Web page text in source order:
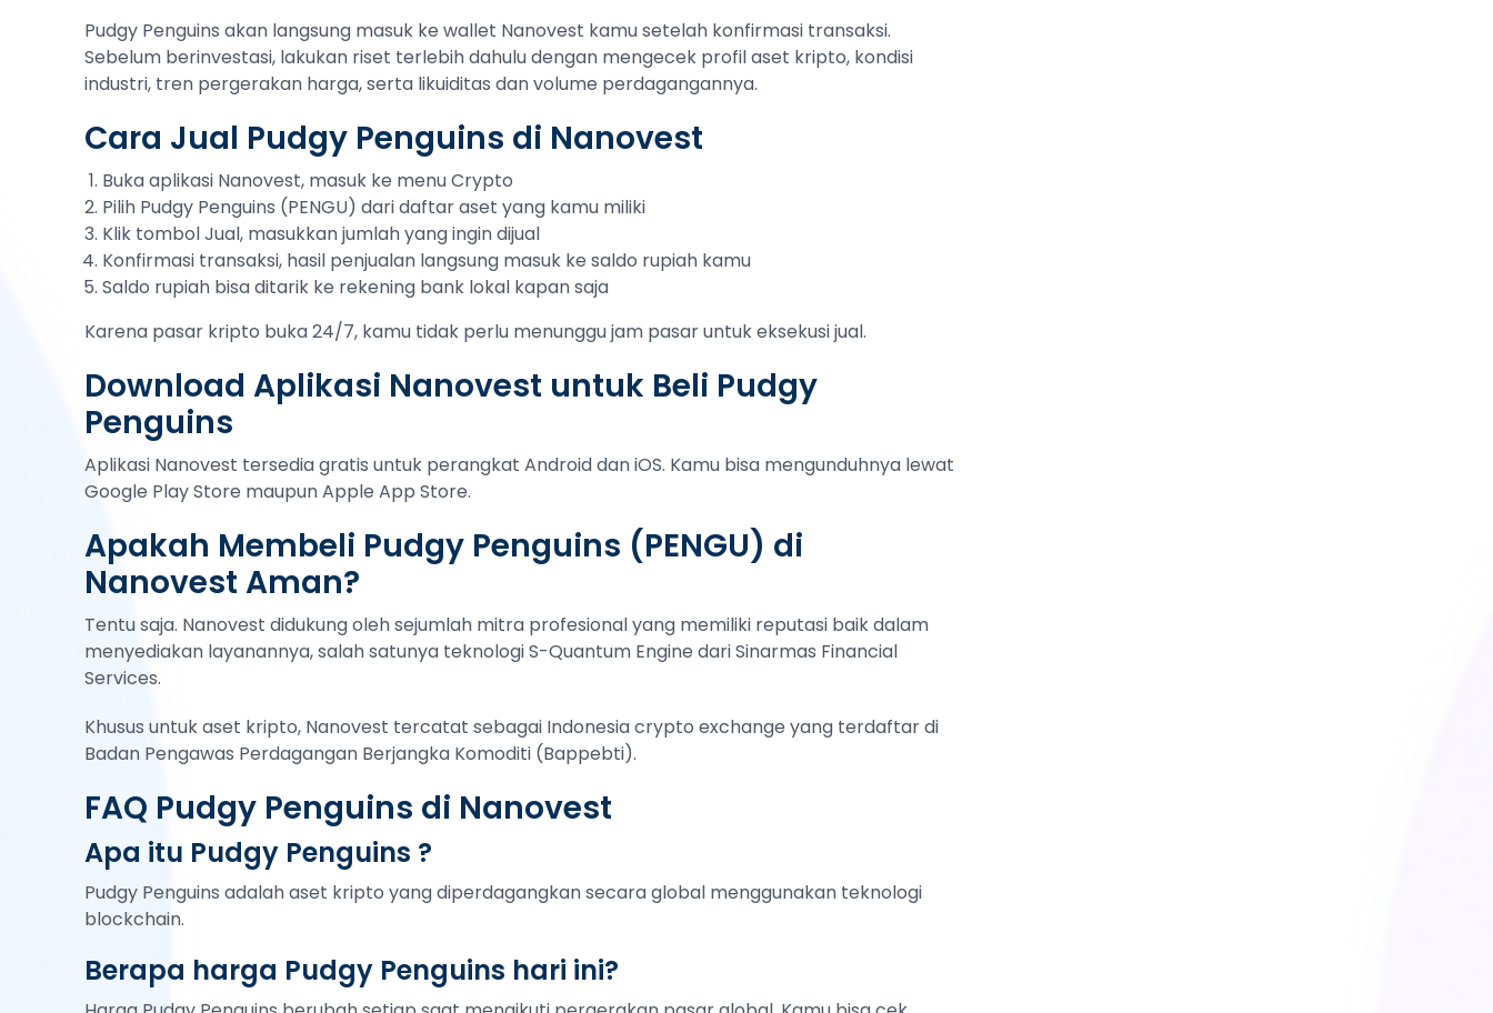
Pudgy Penguins akan langsung masuk ke wallet Nanovest kamu setelah konfirmasi transaksi.
Sebelum berinvestasi, lakukan riset terlebih dahulu dengan mengecek profil aset kripto, kondisi
industri, tren pergerakan harga, serta likuiditas dan volume perdagangannya.
Cara Jual Pudgy Penguins di Nanovest
Buka aplikasi Nanovest, masuk ke menu Crypto
Pilih Pudgy Penguins (PENGU) dari daftar aset yang kamu miliki
Klik tombol Jual, masukkan jumlah yang ingin dijual
Konfirmasi transaksi, hasil penjualan langsung masuk ke saldo rupiah kamu
Saldo rupiah bisa ditarik ke rekening bank lokal kapan saja
Karena pasar kripto buka 24/7, kamu tidak perlu menunggu jam pasar untuk eksekusi jual.
Download Aplikasi Nanovest untuk Beli Pudgy
Penguins
Aplikasi Nanovest tersedia gratis untuk perangkat Android dan iOS. Kamu bisa mengunduhnya lewat
Google Play Store maupun Apple App Store.
Apakah Membeli Pudgy Penguins (PENGU) di
Nanovest Aman?
Tentu saja. Nanovest didukung oleh sejumlah mitra profesional yang memiliki reputasi baik dalam
menyediakan layanannya, salah satunya teknologi S-Quantum Engine dari Sinarmas Financial
Services.
Khusus untuk aset kripto, Nanovest tercatat sebagai Indonesia crypto exchange yang terdaftar di
Badan Pengawas Perdagangan Berjangka Komoditi (Bappebti).
FAQ Pudgy Penguins di Nanovest
Apa itu Pudgy Penguins ?
Pudgy Penguins adalah aset kripto yang diperdagangkan secara global menggunakan teknologi
blockchain.
Berapa harga Pudgy Penguins hari ini?